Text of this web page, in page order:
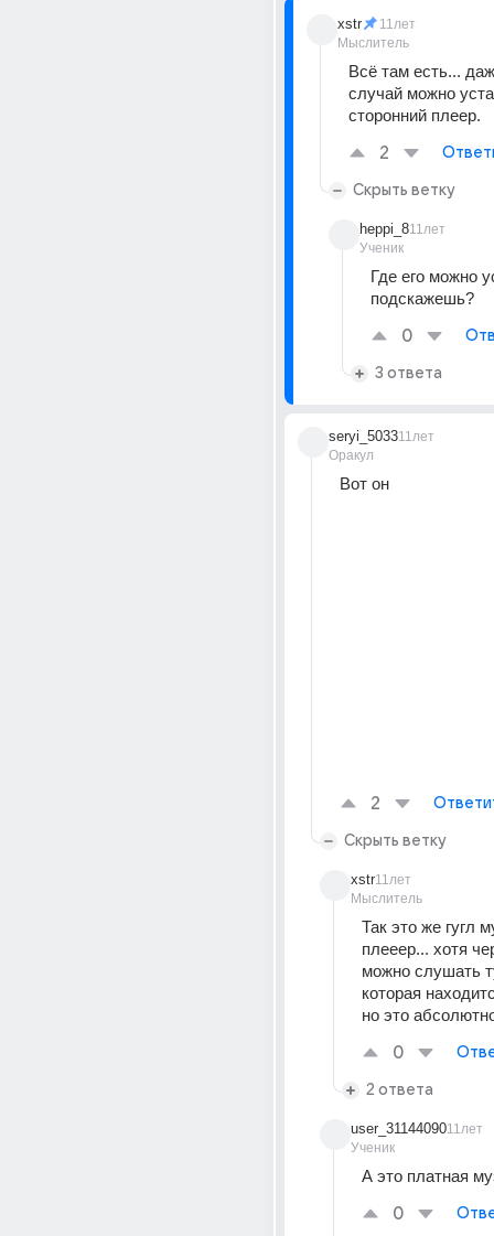
xstr
Мыслитель
11лет
Всё там есть...
случай можно
сторонний плеер.
2
Скрыть ветку
heppi_8
Ученик
11лет
Где его можно
подскажешь?
0
3 ответа
seryi_5033
Оракул
11лет
Вот он
2
Скрыть ветку
xstr
Мыслитель
11лет
Так это же гугл
плееер... хотя
можно слушать
которая
но это
0
2 ответа
user_31144090
Ученик
11лет
А это платная
0